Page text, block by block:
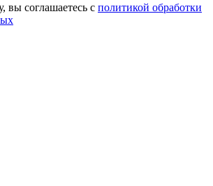
вы соглашаетесь с политикой обработки